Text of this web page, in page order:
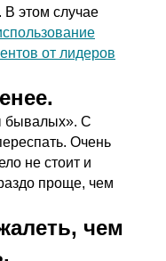
В этом случае
от лидеров
бывалых». С
Очень
не стоит и
проще, чем
чем